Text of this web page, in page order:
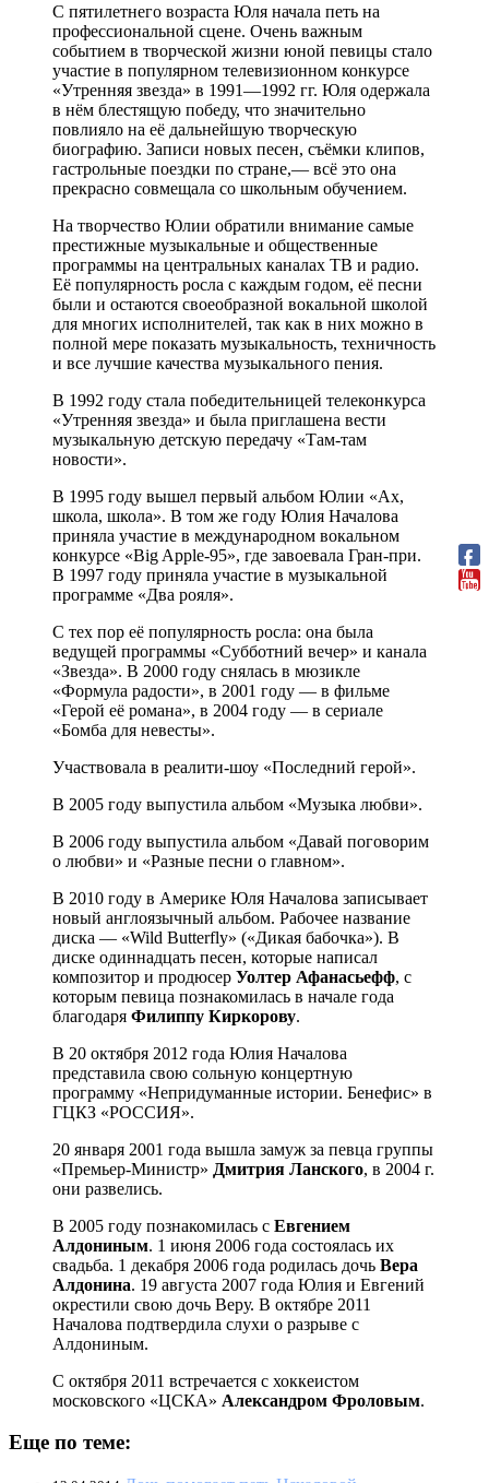
С пятилетнего возраста Юля начала петь на
профессиональной сцене. Очень важным
событием в творческой жизни юной певицы стало
участие в популярном телевизионном конкурсе
«Утренняя звезда» в 1991—1992 гг. Юля одержала
в нём блестящую победу, что значительно
повлияло на её дальнейшую творческую
биографию. Записи новых песен, съёмки клипов,
гастрольные поездки по стране,— всё это она
прекрасно совмещала со школьным обучением.
На творчество Юлии обратили внимание самые
престижные музыкальные и общественные
программы на центральных каналах ТВ и радио.
Её популярность росла с каждым годом, её песни
были и остаются своеобразной вокальной школой
для многих исполнителей, так как в них можно в
полной мере показать музыкальность, техничность
и все лучшие качества музыкального пения.
В 1992 году стала победительницей телеконкурса
«Утренняя звезда» и была приглашена вести
музыкальную детскую передачу «Там-там
новости».
В 1995 году вышел первый альбом Юлии «Ах,
школа, школа». В том же году Юлия Началова
приняла участие в международном вокальном
конкурсе «Big Apple-95», где завоевала Гран-при.
В 1997 году приняла участие в музыкальной
программе «Два рояля».
С тех пор её популярность росла: она была
ведущей программы «Субботний вечер» и канала
«Звезда». В 2000 году снялась в мюзикле
«Формула радости», в 2001 году — в фильме
«Герой её романа», в 2004 году — в сериале
«Бомба для невесты».
Участвовала в реалити-шоу «Последний герой».
В 2005 году выпустила альбом «Музыка любви».
В 2006 году выпустила альбом «Давай поговорим
о любви» и «Разные песни о главном».
В 2010 году в Америке Юля Началова записывает
новый англоязычный альбом. Рабочее название
диска — «Wild Butterfly» («Дикая бабочка»). В
диске одиннадцать песен, которые написал
композитор и продюсер Уолтер Афанасьефф, с
которым певица познакомилась в начале года
благодаря Филиппу Киркорову.
В 20 октября 2012 года Юлия Началова
представила свою сольную концертную
программу «Непридуманные истории. Бенефис» в
ГЦКЗ «РОССИЯ».
20 января 2001 года вышла замуж за певца группы
«Премьер-Министр» Дмитрия Ланского, в 2004 г.
они развелись.
В 2005 году познакомилась с Евгением
Алдониным. 1 июня 2006 года состоялась их
свадьба. 1 декабря 2006 года родилась дочь Вера
Алдонина. 19 августа 2007 года Юлия и Евгений
окрестили свою дочь Веру. В октябре 2011
Началова подтвердила слухи о разрыве с
Алдониным.
С октября 2011 встречается с хоккеистом
московского «ЦСКА» Александром Фроловым.
Еще по теме: